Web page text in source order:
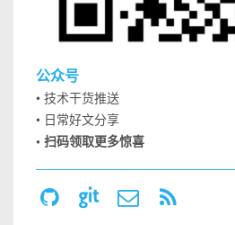
公众号
• 技术干货推送
• 日常好文分享
• 扫码领取更多惊喜